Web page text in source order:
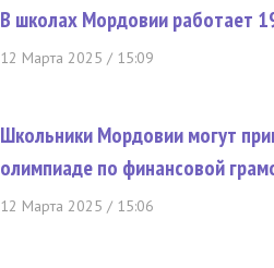
В школах Мордовии работает
12 Марта 2025 / 15:09
Школьники Мордовии могут
олимпиаде по финансовой
12 Марта 2025 / 15:06